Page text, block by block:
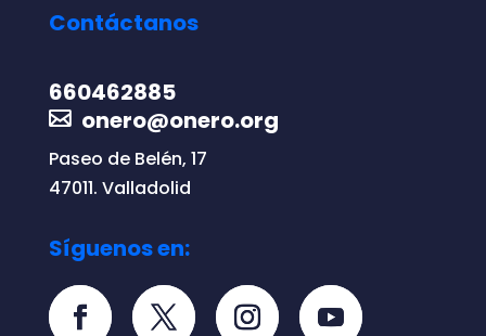
Contáctanos
660462885
onero@onero.org
Paseo de Belén, 17
47011. Valladolid
Síguenos en: